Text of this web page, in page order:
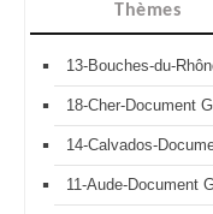
Thèmes
13-Bouches-du-
18-Cher-Document
14-Calvados-
11-Aude-Document